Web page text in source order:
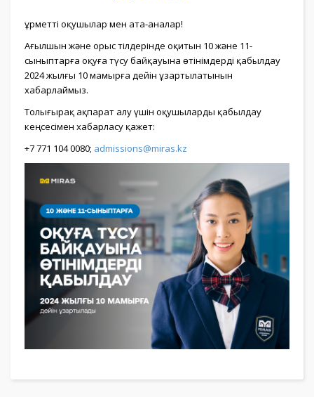
Құрметті оқушылар мен ата-аналар!
Ағылшын және орыс тілдерінде оқитын 10 және 11-
сыныптарға оқуға түсу байқауына өтінімдерді қабылдау
2024 жылғы 10 мамырға дейін ұзартылатынын
хабарлаймыз.
Толығырақ ақпарат алу үшін оқушыларды қабылдау
кеңсесімен хабарласу қажет:
+7 771 104 0080; admissions@miras.kz